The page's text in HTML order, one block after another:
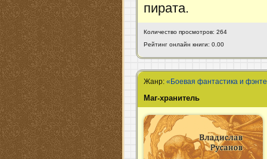
пирата.
Количество просмотров: 264
Рейтинг онлайн книги: 0.00
Жанр:«Боевая фантастика и
Маг-хранитель